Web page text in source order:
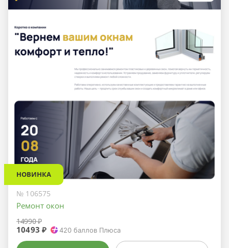
НОВИНКА
№ 106575
Ремонт окон
14990 ₽
10493 ₽ 420 баллов Плюса